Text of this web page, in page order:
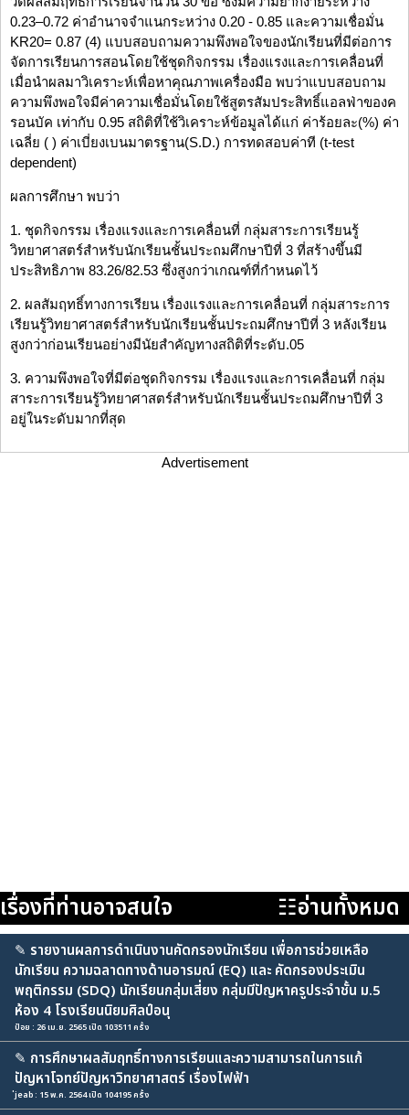
0.23–0.72 ค่าอำนาจจำแนกระหว่าง 0.20 - 0.85 และความเชื่อมั่น
KR20= 0.87 (4) แบบสอบถามความพึงพอใจของนักเรียนที่มีต่อการ
จัดการเรียนการสอนโดยใช้ชุดกิจกรรม เรื่องแรงและการเคลื่อนที่
เมื่อนำผลมาวิเคราะห์เพื่อหาคุณภาพเครื่องมือ พบว่าแบบสอบถาม
ความพึงพอใจมีค่าความเชื่อมั่นโดยใช้สูตรสัมประสิทธิ์แอลฟ่าของค
รอนบัค เท่ากับ 0.95 สถิติที่ใช้วิเคราะห์ข้อมูลได้แก่ ค่าร้อยละ(%) ค่า
เฉลี่ย ( ) ค่าเบี่ยงเบนมาตรฐาน(S.D.) การทดสอบค่าที (t-test
dependent)
ผลการศึกษา พบว่า
1. ชุดกิจกรรม เรื่องแรงและการเคลื่อนที่ กลุ่มสาระการเรียนรู้
วิทยาศาสตร์สำหรับนักเรียนชั้นประถมศึกษาปีที่ 3 ที่สร้างขึ้นมี
ประสิทธิภาพ 83.26/82.53 ซึ่งสูงกว่าเกณฑ์ที่กำหนดไว้
2. ผลสัมฤทธิ์ทางการเรียน เรื่องแรงและการเคลื่อนที่ กลุ่มสาระการ
เรียนรู้วิทยาศาสตร์สำหรับนักเรียนชั้นประถมศึกษาปีที่ 3 หลังเรียน
สูงกว่าก่อนเรียนอย่างมีนัยสำคัญทางสถิติที่ระดับ.05
3. ความพึงพอใจที่มีต่อชุดกิจกรรม เรื่องแรงและการเคลื่อนที่ กลุ่ม
สาระการเรียนรู้วิทยาศาสตร์สำหรับนักเรียนชั้นประถมศึกษาปีที่ 3
อยู่ในระดับมากที่สุด
Advertisement
เรื่องที่ท่านอาจสนใจ ☷อ่านทั้งหมด
✎ รายงานผลการดำเนินงานคัดกรองนักเรียน เพื่อการช่วยเหลือ
นักเรียน ความฉลาดทางด้านอารมณ์ (EQ) และ คัดกรองประเมิน
พฤติกรรม (SDQ) นักเรียนกลุ่มเสี่ยง กลุ่มมีปัญหาครูประจำชั้น ม.5
ห้อง 4 โรงเรียนนิยมศิลป์อนุ
ป๋อย : 26 เม.ย. 2565 เปิด 103511 ครั้ง
✎ การศึกษาผลสัมฤทธิ์ทางการเรียนและความสามารถในการแก้
ปัญหาโจทย์ปัญหาวิทยาศาสตร์ เรื่องไฟฟ้า
่jeab : 15 พ.ค. 2564 เปิด 104195 ครั้ง